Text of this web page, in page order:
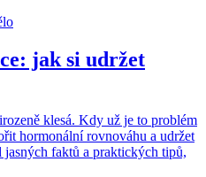
jak si udržet
klesá. Kdy už je to problém
hormonální rovnováhu a udržet
jasných faktů a praktických tipů,